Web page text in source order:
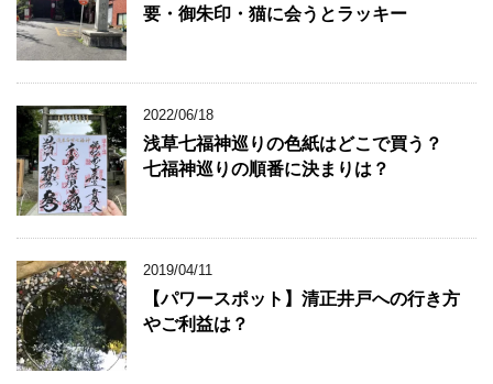
要・御朱印・猫に会うとラッキー
2022/06/18
浅草七福神巡りの色紙はどこで買う？
七福神巡りの順番に決まりは？
2019/04/11
【パワースポット】清正井戸への行き方
やご利益は？